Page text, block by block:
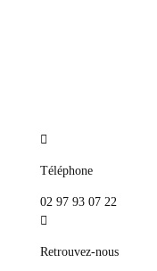
Téléphone
02 97 93 07 22
Retrouvez-nous